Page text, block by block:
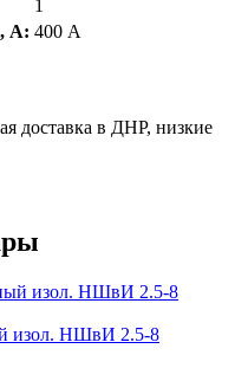
1
А: 400 А
доставка в ДНР, низкие
изол. НШвИ 2.5-8